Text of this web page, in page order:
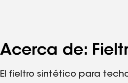
Acerca de:
El fieltro sintético para